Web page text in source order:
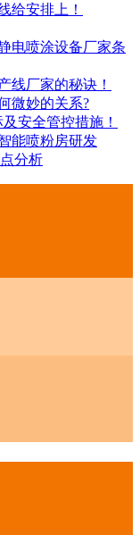
给安排上！
电喷涂设备厂家条
线厂家的秘诀！
微妙的关系?
安全管控措施！
能喷粉房研发
分析